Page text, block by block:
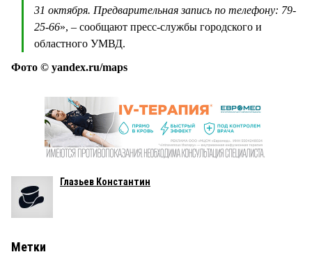
31 октября. Предварительная запись по телефону: 79-
25-66», – сообщают пресс-службы городского и
областного УМВД.
Фото © yandex.ru/maps
Глазьев Константин
Метки